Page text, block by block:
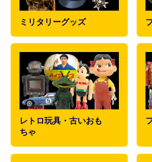
ミリタリーグッズ
レトロ玩具・古いおも
ちゃ